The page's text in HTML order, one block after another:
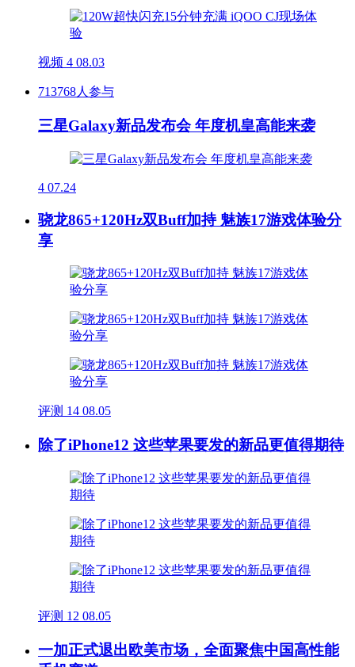
视频 4 08.03
713768人参与
三星Galaxy新品发布会 年度机皇高能来袭
4 07.24
骁龙865+120Hz双Buff加持 魅族17游戏体验分
享
评测 14 08.05
除了iPhone12 这些苹果要发的新品更值得期待
评测 12 08.05
一加正式退出欧美市场，全面聚焦中国高性能